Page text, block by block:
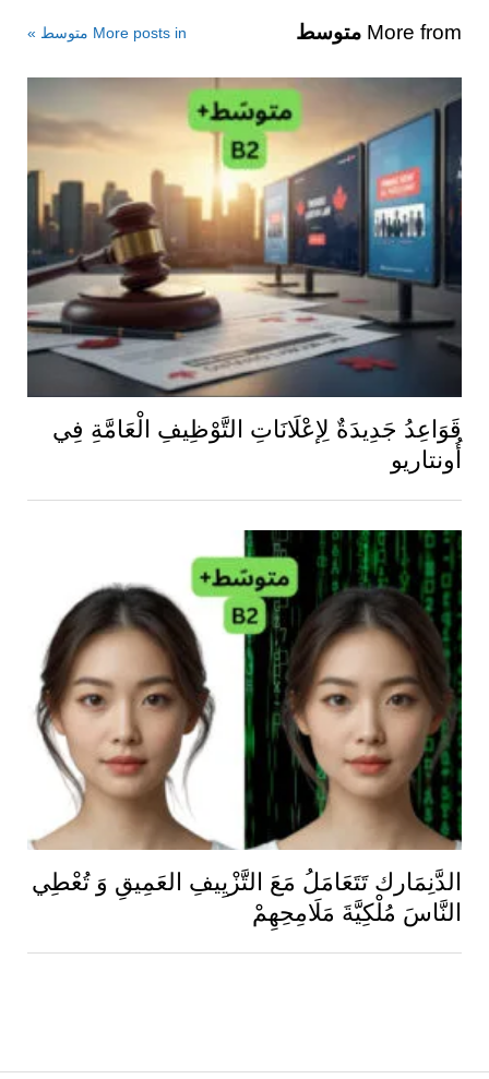
More from متوسط More posts in متوسط »
قَوَاعِدُ جَدِيدَةٌ لِإعْلَانَاتِ التَّوْظِيفِ الْعَامَّةِ فِي
أُونتاريو
الدَّنِمَارك تَتَعَامَلُ مَعَ التَّزْيِيفِ العَمِيقِ وَ تُعْطِي
النَّاسَ مُلْكِيَّةَ مَلَامِحِهِمْ